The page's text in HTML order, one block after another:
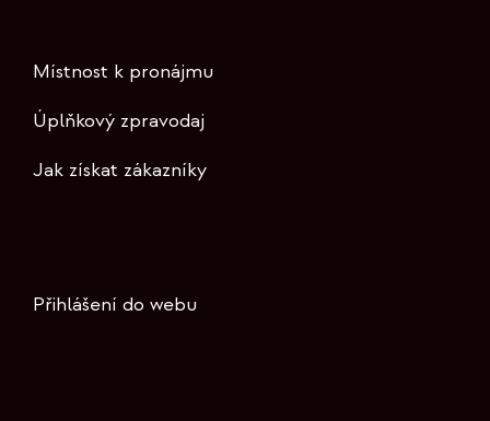
Místnost k pronájmu
Úplňkový zpravodaj
Jak získat zákazníky
Přihlášení do webu